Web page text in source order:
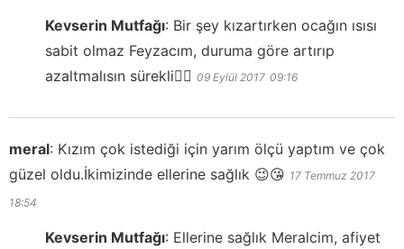
Kevserin Mutfağı: Bir şey kızartırken ocağın ısısı
sabit olmaz Feyzacım, duruma göre artırıp
azaltmalısın sürekli👍🏻 09 Eylül 2017 09:16
meral: Kızım çok istediği için yarım ölçü yaptım ve çok
güzel oldu.İkimizinde ellerine sağlık 😉😘 17 Temmuz 2017
18:54
Kevserin Mutfağı: Ellerine sağlık Meralcim, afiyet